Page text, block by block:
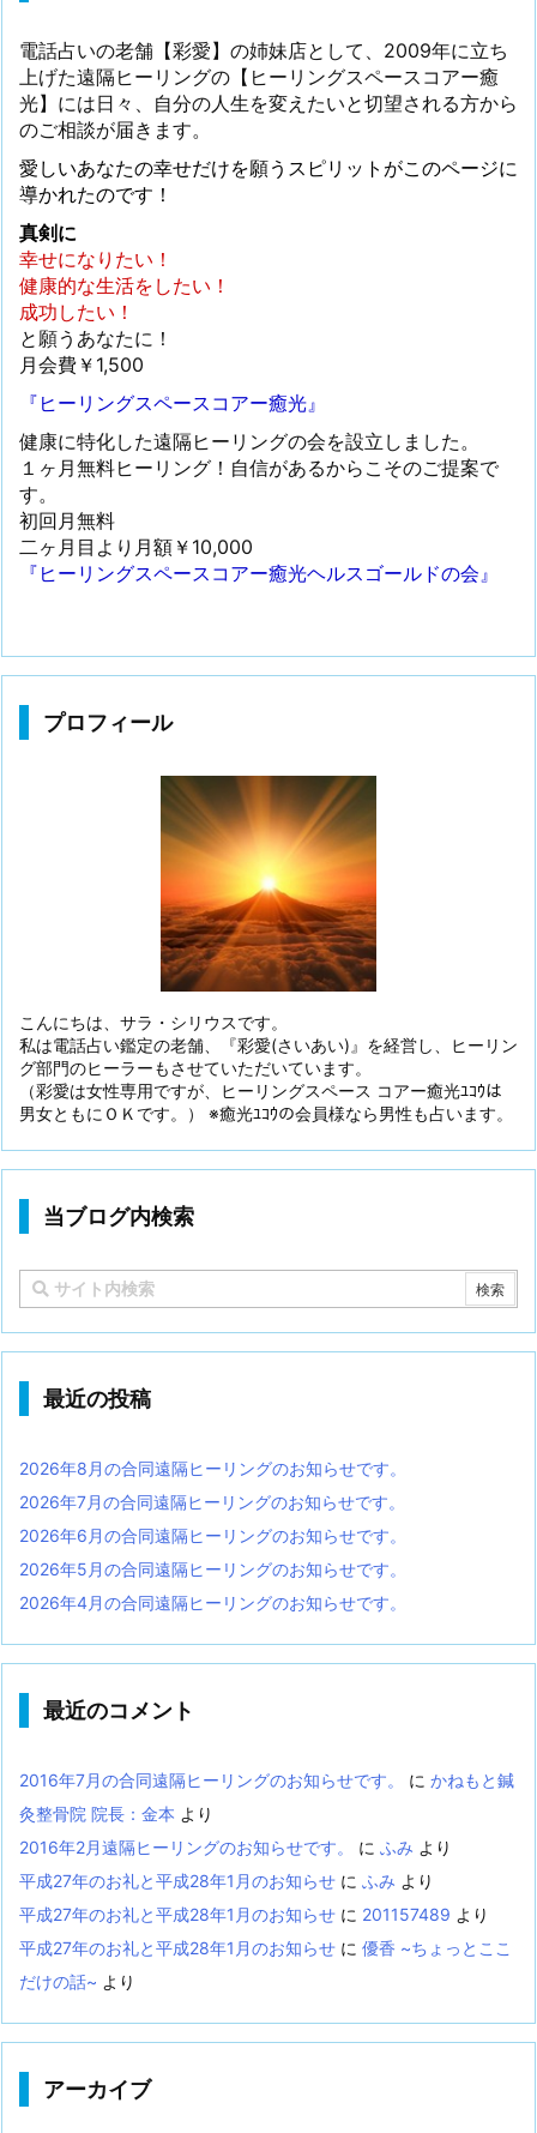
電話占いの老舗【彩愛】の姉妹店として、2009年に立ち
上げた遠隔ヒーリングの【ヒーリングスペースコアー癒
光】には日々、自分の人生を変えたいと切望される方から
のご相談が届きます。
愛しいあなたの幸せだけを願うスピリットがこのページに
導かれたのです！
真剣に
幸せになりたい！
健康的な生活をしたい！
成功したい！
と願うあなたに！
月会費￥1,500
『ヒーリングスペースコアー癒光』
健康に特化した遠隔ヒーリングの会を設立しました。
１ヶ月無料ヒーリング！自信があるからこそのご提案で
す。
初回月無料
二ヶ月目より月額￥10,000
『ヒーリングスペースコアー癒光ヘルスゴールドの会』
プロフィール
こんにちは、サラ・シリウスです。
私は電話占い鑑定の老舗、『彩愛(さいあい)』を経営し、ヒーリン
グ部門のヒーラーもさせていただいています。
（彩愛は女性専用ですが、ヒーリングスペース コアー癒光ﾕｺｳは
男女ともにＯＫです。） ※癒光ﾕｺｳの会員様なら男性も占います。
当ブログ内検索
最近の投稿
2026年8月の合同遠隔ヒーリングのお知らせです。
2026年7月の合同遠隔ヒーリングのお知らせです。
2026年6月の合同遠隔ヒーリングのお知らせです。
2026年5月の合同遠隔ヒーリングのお知らせです。
2026年4月の合同遠隔ヒーリングのお知らせです。
最近のコメント
2016年7月の合同遠隔ヒーリングのお知らせです。 に かねもと鍼
灸整骨院 院長：金本 より
2016年2月遠隔ヒーリングのお知らせです。
に ふみ より
平成27年のお礼と平成28年1月のお知らせ に ふみ より
平成27年のお礼と平成28年1月のお知らせ に 201157489 より
平成27年のお礼と平成28年1月のお知らせ に 優香 ~ちょっとここ
だけの話~ より
アーカイブ